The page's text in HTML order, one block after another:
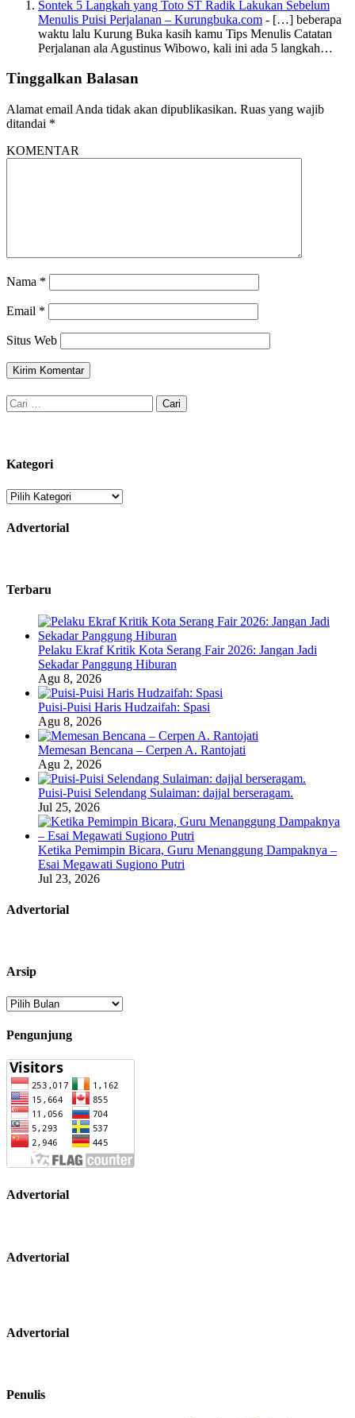
Sontek 5 Langkah yang Toto ST Radik Lakukan Sebelum
Menulis Puisi Perjalanan – Kurungbuka.com - […] beberapa
waktu lalu Kurung Buka kasih kamu Tips Menulis Catatan
Perjalanan ala Agustinus Wibowo, kali ini ada 5 langkah…
Tinggalkan Balasan
Alamat email Anda tidak akan dipublikasikan. Ruas yang wajib
ditandai *
KOMENTAR
Nama *
Email *
Situs Web
Cari
untuk:
Kategori
Kategori
Advertorial
Terbaru
Pelaku Ekraf Kritik Kota Serang Fair 2026: Jangan Jadi
Sekadar Panggung Hiburan
Agu 8, 2026
Puisi-Puisi Haris Hudzaifah: Spasi
Agu 8, 2026
Memesan Bencana – Cerpen A. Rantojati
Agu 2, 2026
Puisi-Puisi Selendang Sulaiman: dajjal berseragam.
Jul 25, 2026
Ketika Pemimpin Bicara, Guru Menanggung Dampaknya –
Esai Megawati Sugiono Putri
Jul 23, 2026
Advertorial
Arsip
Arsip
Pengunjung
Advertorial
Advertorial
Advertorial
Penulis